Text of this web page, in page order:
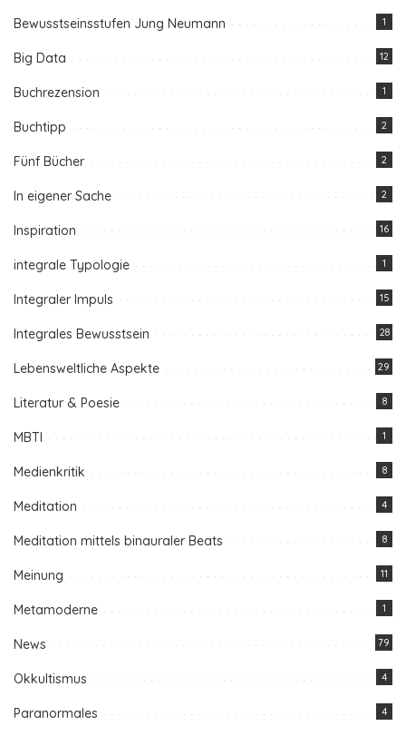
Bewusstseinsstufen Jung Neumann 1
Big Data 12
Buchrezension 1
Buchtipp 2
Fünf Bücher 2
In eigener Sache 2
Inspiration 16
integrale Typologie 1
Integraler Impuls 15
Integrales Bewusstsein 28
Lebensweltliche Aspekte 29
Literatur & Poesie 8
MBTI 1
Medienkritik 8
Meditation 4
Meditation mittels binauraler Beats 8
Meinung 11
Metamoderne 1
News 79
Okkultismus 4
Paranormales 4